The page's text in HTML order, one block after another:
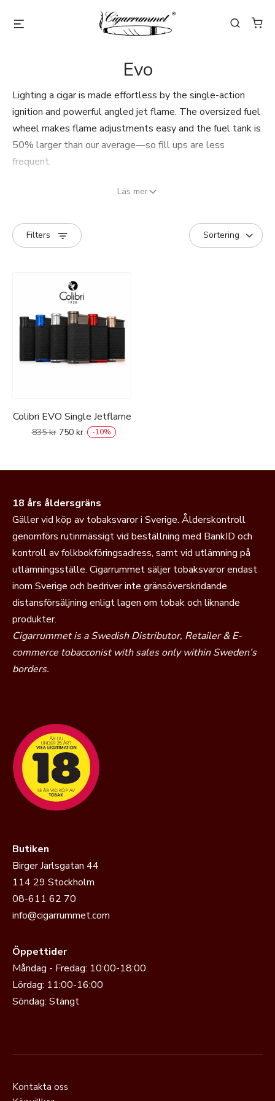
Evo
Lighting a cigar is made effortless by the single-action
ignition and powerful angled jet flame. The oversized fuel
wheel makes flame adjustments easy and the fuel tank is
50% larger than our average—so fill ups are less
frequent.
Läs mer
Filters
Colibri EVO Single Jetflame
835kr 750 kr -10%
18 års åldersgräns
Gäller vid köp av tobaksvaror i Sverige. Ålderskontroll
genomförs rutinmässigt vid beställning med BankID och
kontroll av folkbokföringsadress, samt vid utlämning på
utlämningsställe. Cigarrummet säljer tobaksvaror endast
inom Sverige och bedriver inte gränsöverskridande
distansförsäljning enligt lagen om tobak och liknande
produkter.
Cigarrummet is a Swedish Distributor, Retailer & E-
commerce tobacconist with sales only within Sweden’s
borders.
Butiken
Birger Jarlsgatan 44
114 29 Stockholm
08-611 62 70
info@cigarrummet.com
Öppettider
Måndag - Fredag: 10:00-18:00
Lördag: 11:00-16:00
Söndag: Stängt
Kontakta oss